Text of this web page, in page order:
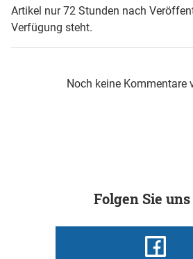
Artikel nur 72 Stunden nach
Verfügung steht.
Noch keine Kommentare
Folgen Sie